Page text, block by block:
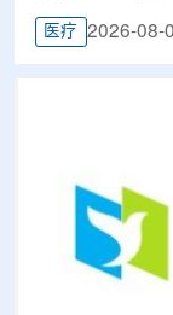
医疗 2026-08-